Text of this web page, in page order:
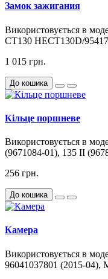
Замок зажигания
Використовується в
CT130 HECT130D/
1 015 грн.
До кошика
Кільце поршневе
Використовується в
(9671084-01), 135 II
256 грн.
До кошика
Камера
Використовується в
96041037801 (2015-04),